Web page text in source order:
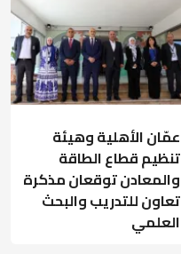
عمّان الأهلية وهيئة
تنظيم قطاع الطاقة
والمعادن توقعان مذكرة
تعاون للتدريب والبحث
العلمي